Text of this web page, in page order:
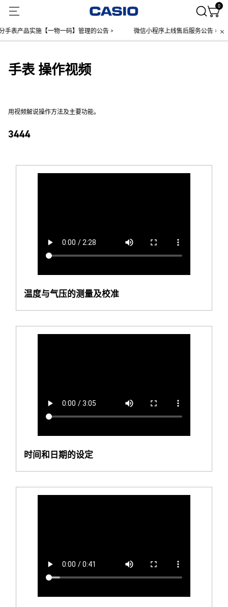
0
表产品实施【一物一码】管理的公告 > 微信小程序上线售后服务公告 >
手表 操作视频
用视频解说操作方法及主要功能。
3444
温度与气压的测量及校准
时间和日期的设定